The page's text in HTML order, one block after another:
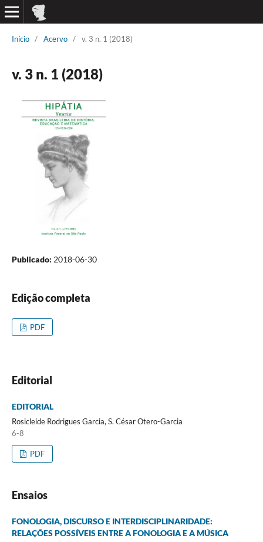
Início / Acervo / v. 3 n. 1 (2018)
v. 3 n. 1 (2018)
Publicado: 2018-06-30
Edição completa
PDF
Editorial
EDITORIAL
Rosicleide Rodrigues Garcia, S. César Otero-Garcia
6-8
PDF
Ensaios
FONOLOGIA, DISCURSO E INTERDISCIPLINARIDADE:
RELAÇÕES POSSÍVEIS ENTRE A FONOLOGIA E A MÚSICA